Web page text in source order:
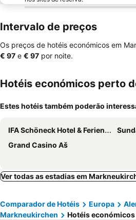
Intervalo de preços
Os preços de hotéis económicos em
‎€ 97 e ‎€ 97 por noite.
Hotéis económicos perto
Estes hotéis também poderão
IFA Schöneck Hotel & Ferienpark
Sunday
Grand Casino Aš
Ver todas as estadias em
Comparador de Hotéis Europa
Markneukirchen
Hotéis